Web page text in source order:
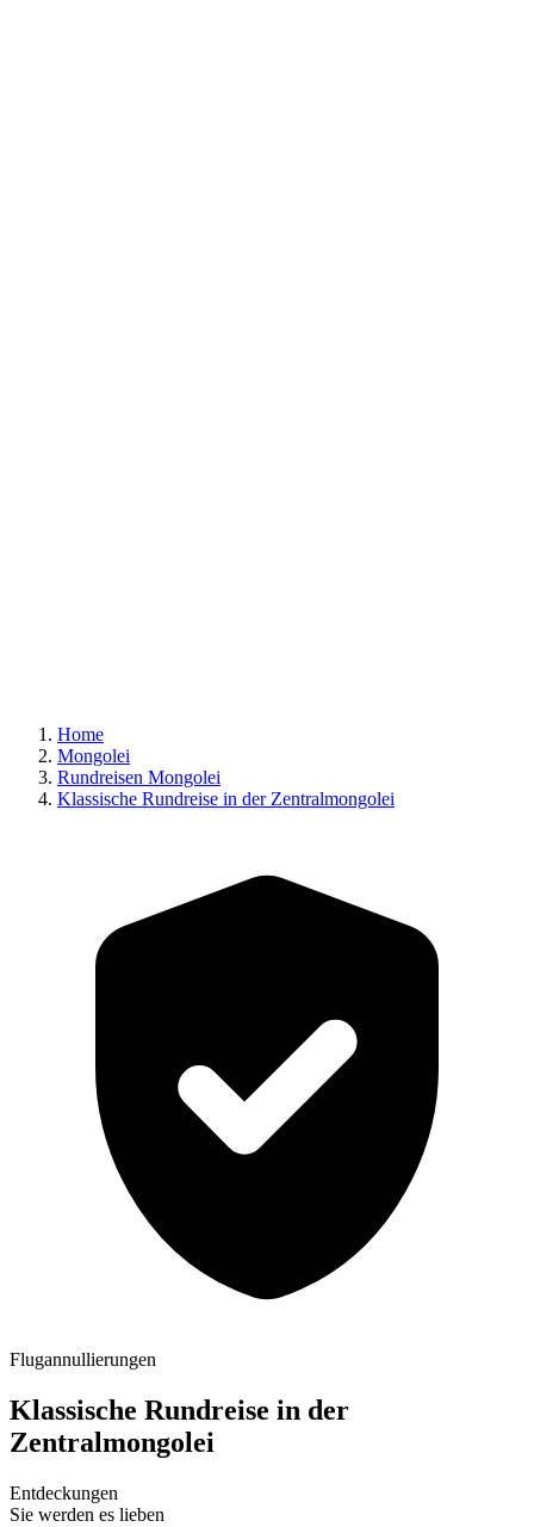
Home
Mongolei
Rundreisen Mongolei
Klassische Rundreise in der Zentralmongolei
Flugannullierungen
Klassische Rundreise in der
Zentralmongolei
Entdeckungen
Sie werden es lieben